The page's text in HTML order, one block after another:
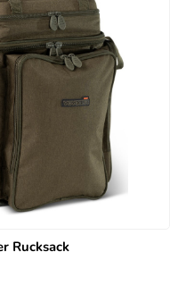
Rucksack